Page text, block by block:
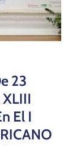
23
XLIII
El I